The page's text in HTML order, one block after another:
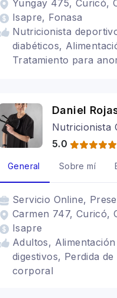
Yungay 475, Curicó,
Isapre, Fonasa
Nutricionista
diabéticos,
Tratamiento para
Daniel
Nutricionista
5.0
General Sobre mí
Servicio Online,
Carmen 747, Curicó,
Isapre
Adultos,
digestivos, Perdida
corporal